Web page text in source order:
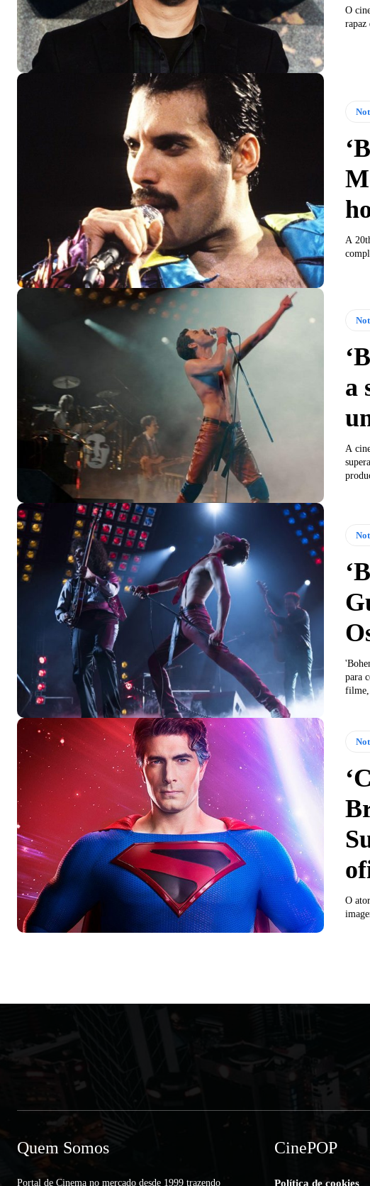
O
rapaz
A 20th
a
A
para
O
Quem Somos
Portal de Cinema no mercado desde 1999 trazendo
CinePOP
Política de cookies